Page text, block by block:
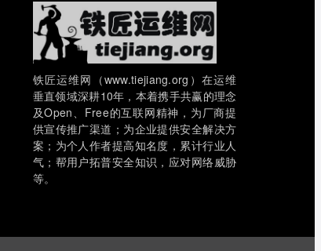
铁匠运维网（www.tiejiang.org）在运维
垂直领域深耕10年，本着携手共赢的理念
及Open、Free的互联网精神，为厂商提
供宣传推广渠道；为企业提供安全解决方
案；为个人作者提高知名度，累计行业人
气；帮用户拓普安全知识，应对网络威胁
等。